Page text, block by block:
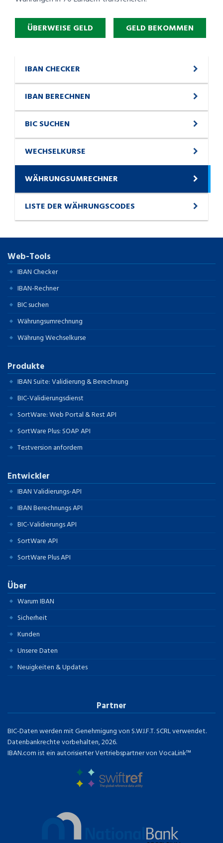
ÜBERWEISE GELD GELD BEKOMMEN
IBAN CHECKER
IBAN BERECHNEN
BIC SUCHEN
WECHSELKURSE
WÄHRUNGSUMRECHNER
LISTE DER WÄHRUNGSCODES
Web-Tools
IBAN Checker
IBAN-Rechner
BIC suchen
Währungsumrechnung
Währung Wechselkurse
Produkte
IBAN Suite: Validierung & Berechnung
BIC-Validierungsdienst
SortWare: Web Portal & Rest API
SortWare Plus: SOAP API
Testversion anfordern
Entwickler
IBAN Validierungs-API
IBAN Berechnungs API
BIC-Validierungs API
SortWare API
SortWare Plus API
Über
Warum IBAN
Sicherheit
Kunden
Unsere Daten
Neuigkeiten & Updates
Partner
BIC-Daten werden mit Genehmigung von S.W.I.F.T. SCRL verwendet.
Datenbankrechte vorbehalten, 2026.
IBAN.com ist ein autorisierter Vertriebspartner von VocaLink™